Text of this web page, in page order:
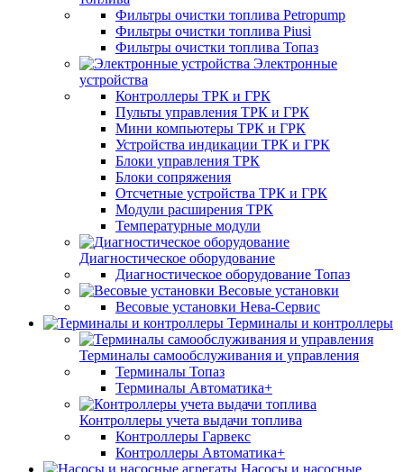
Фильтры очистки топлива Petropump
Фильтры очистки топлива Piusi
Фильтры очистки топлива Топаз
Электронные
устройства
Контроллеры ТРК и ГРК
Пульты управления ТРК и ГРК
Мини компьютеры ТРК и ГРК
Устройства индикации ТРК и ГРК
Блоки управления ТРК
Блоки сопряжения
Отсчетные устройства ТРК и ГРК
Модули расширения ТРК
Температурные модули
Диагностическое оборудование
Диагностическое оборудование Топаз
Весовые установки
Весовые установки Нева-Сервис
Терминалы и контроллеры
Терминалы самообслуживания и управления
Терминалы Топаз
Терминалы Автоматика+
Контроллеры учета выдачи топлива
Контроллеры Гарвекс
Контроллеры Автоматика+
Насосы и насосные